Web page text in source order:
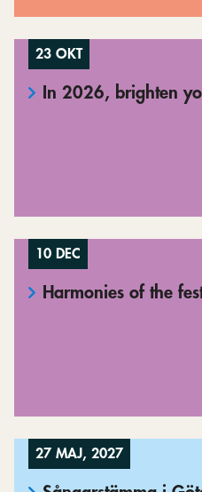
23 OKT
In 2026, brighten
10 DEC
Harmonies of the
27 MAJ, 2027